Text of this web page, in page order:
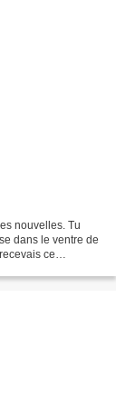
nouvelles. Tu
dans le ventre de
ce